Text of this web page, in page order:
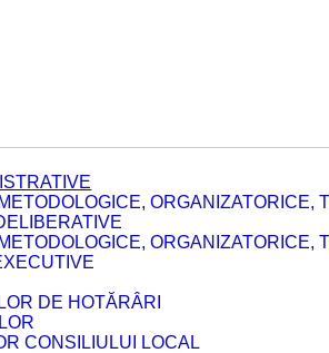
ORGANIZATORICE,
ORGANIZATORICE,
DE HOTĂRÂRI
CONSILIULUI LOCAL